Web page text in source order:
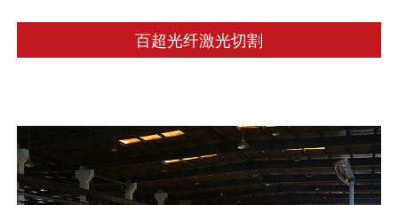
百超光纤激光切割